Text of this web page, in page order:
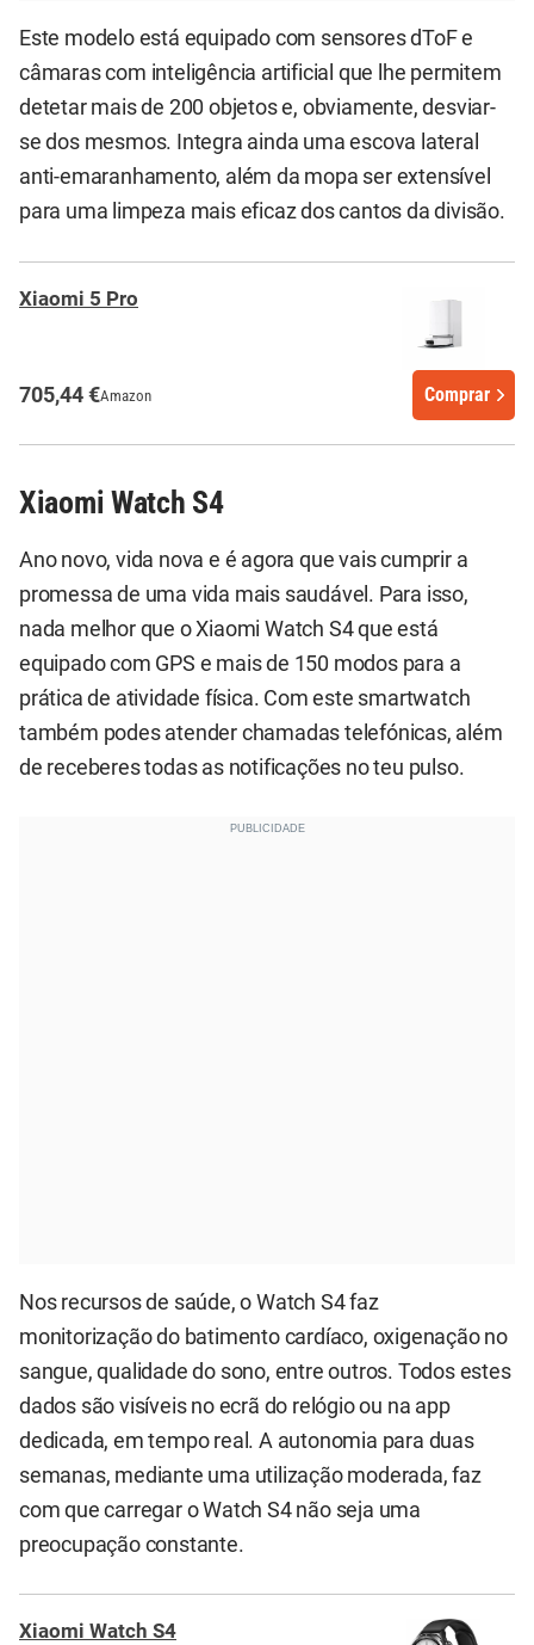
Este modelo está equipado com sensores dToF e
câmaras com inteligência artificial que lhe permitem
detetar mais de 200 objetos e, obviamente, desviar-
se dos mesmos. Integra ainda uma escova lateral
anti-emaranhamento, além da mopa ser extensível
para uma limpeza mais eficaz dos cantos da divisão.
Xiaomi 5 Pro
705,44 €Amazon Comprar
Xiaomi Watch S4
Ano novo, vida nova e é agora que vais cumprir a
promessa de uma vida mais saudável. Para isso,
nada melhor que o Xiaomi Watch S4 que está
equipado com GPS e mais de 150 modos para a
prática de atividade física. Com este smartwatch
também podes atender chamadas telefónicas, além
de receberes todas as notificações no teu pulso.
Nos recursos de saúde, o Watch S4 faz
monitorização do batimento cardíaco, oxigenação no
sangue, qualidade do sono, entre outros. Todos estes
dados são visíveis no ecrã do relógio ou na app
dedicada, em tempo real. A autonomia para duas
semanas, mediante uma utilização moderada, faz
com que carregar o Watch S4 não seja uma
preocupação constante.
Xiaomi Watch S4